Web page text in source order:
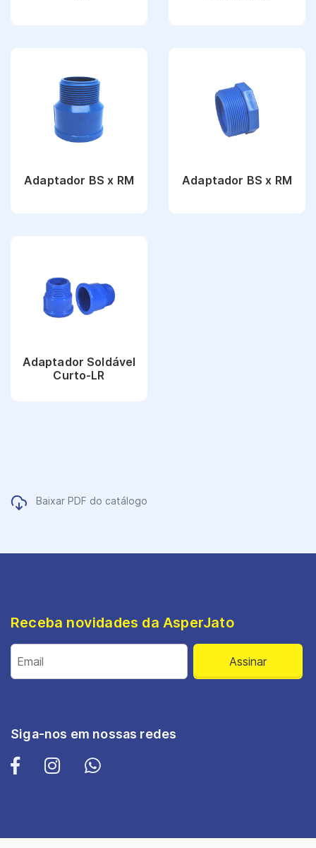
Adaptador BS x RM Adaptador BS x RM
Adaptador Soldável
Curto-LR
Baixar PDF do catálogo
Receba novidades da AsperJato
Assinar
Siga-nos em nossas redes